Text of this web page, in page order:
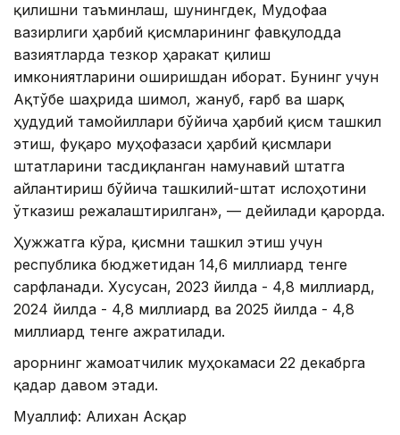
қилишни таъминлаш, шунингдек, Мудофаа
вазирлиги ҳарбий қисмларининг фавқулодда
вазиятларда тезкор ҳаракат қилиш
имкониятларини оширишдан иборат. Бунинг учун
Ақтўбе шаҳрида шимол, жануб, ғарб ва шарқ
ҳудудий тамойиллари бўйича ҳарбий қисм ташкил
этиш, фуқаро муҳофазаси ҳарбий қисмлари
штатларини тасдиқланган намунавий штатга
айлантириш бўйича ташкилий-штат ислоҳотини
ўтказиш режалаштирилган», — дейилади қарорда.
Ҳужжатга кўра, қисмни ташкил этиш учун
республика бюджетидан 14,6 миллиард тенге
сарфланади. Хусусан, 2023 йилда - 4,8 миллиард,
2024 йилда - 4,8 миллиард ва 2025 йилда - 4,8
миллиард тенге ажратилади.
Қарорнинг жамоатчилик муҳокамаси 22 декабрга
қадар давом этади.
Муаллиф: Алихан Асқар